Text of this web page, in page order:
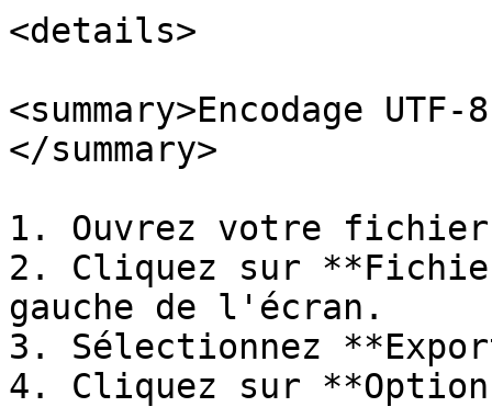
<details>
<summary>Encodage
</summary>
1. Ouvrez votre fichier
2. Cliquez sur
gauche de l'écran.
3. Sélectionnez
4. Cliquez sur